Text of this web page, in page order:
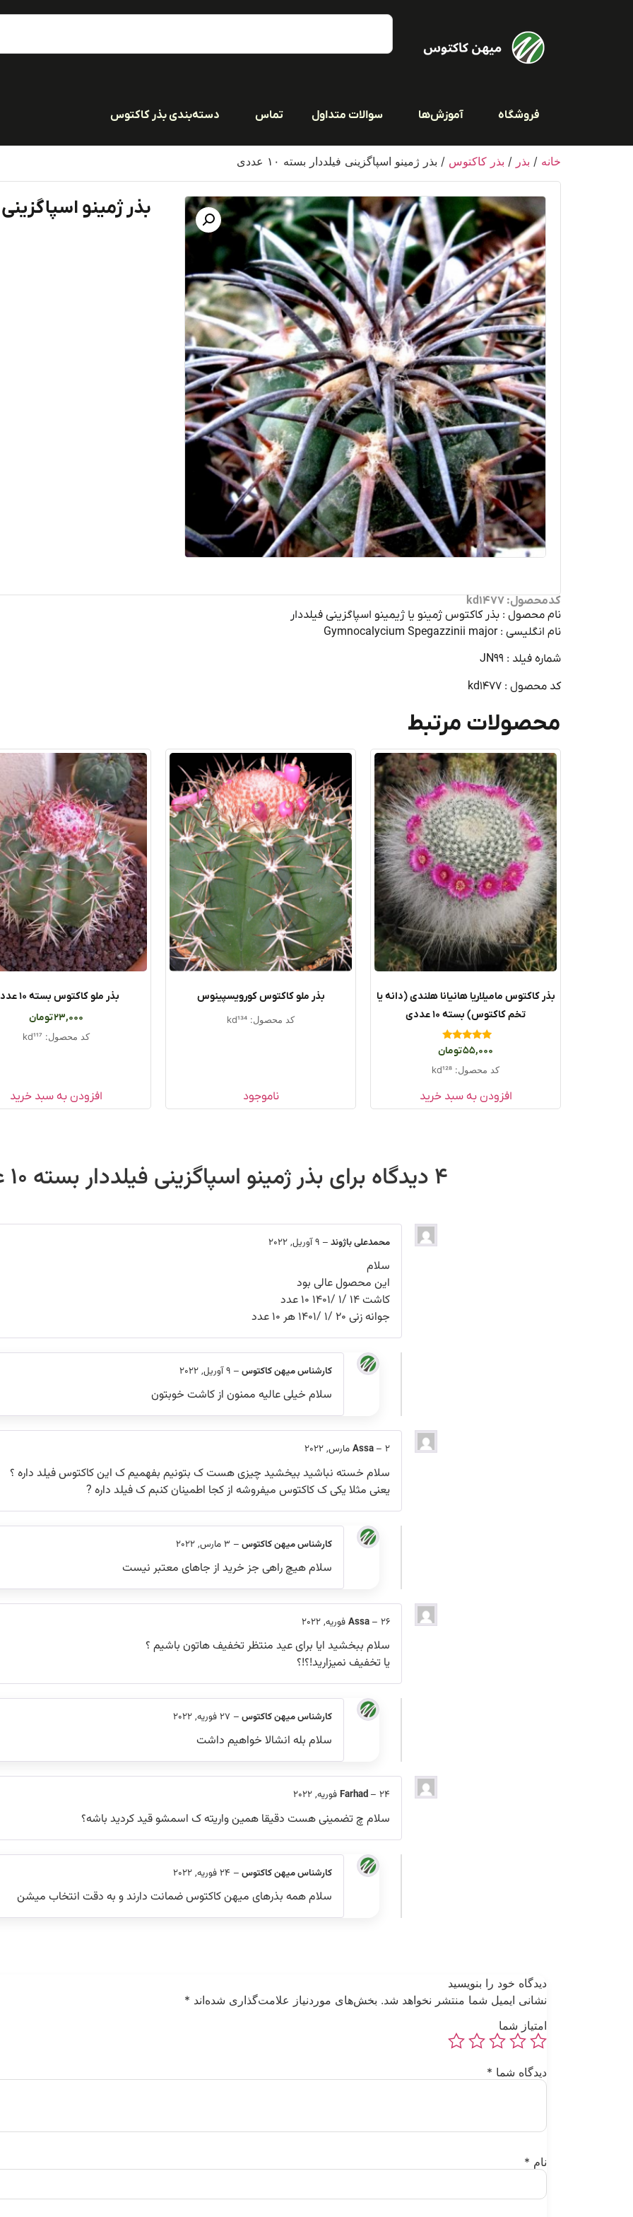
فروشگاه آموزش‌ها سوالات متداول تماس دسته‌بندی بذر کاکتوس
خانه / بذر / بذر کاکتوس / بذر ژمینو اسپاگزینی فیلددار بسته ۱۰ عددی
بذر ژمینو اسپاگزینی
کدمحصول: kd1477
نام محصول : بذر کاکتوس ژمینو یا ژیمینو اسپاگزینی فیلددار
نام انگلیسی : Gymnocalycium Spegazzinii major
شماره فیلد : JN99
کد محصول : kd1477
محصولات مرتبط
بذر کاکتوس مامیلاریا هانیانا هلندی (دانه یا
تخم کاکتوس) بسته ۱۰ عددی
امتیاز
5.00
از 5
55,000تومان
کد محصول: kd128
افزودن به سبد خرید
بذر ملو کاکتوس کورویسپینوس
کد محصول: kd134
ناموجود
بذر ملو کاکتوس بسته ۱۰ عددی
23,000تومان
کد محصول: kd117
افزودن به سبد خرید
4 دیدگاه برای بذر ژمینو اسپاگزینی فیلددار بسته ۱۰ عددی
محمدعلی باژوند– 9 آوریل, 2022
سلام
این محصول عالی بود
کاشت ۱۴ /۱ /۱۴۰۱ ۱۰ عدد
جوانه زنی ۲۰ /۱ /۱۴۰۱ هر ۱۰ عدد
کارشناس میهن کاکتوس– 9 آوریل, 2022
سلام خیلی عالیه ممنون از کاشت خوبتون
Assa– 2 مارس, 2022
سلام خسته نباشید بیخشید چیزی هست ک بتونیم بفهمیم ک این کاکتوس فیلد داره ؟
یعنی مثلا یکی ک کاکتوس میفروشه از کجا اطمینان کنبم ک فیلد داره ?
کارشناس میهن کاکتوس– 3 مارس, 2022
سلام هیچ راهی جز خرید از جاهای معتبر نیست
Assa– 26 فوریه, 2022
سلام ببخشید ایا برای عید منتظر تخفیف هاتون باشیم ؟
یا تخفیف نمیزارید!؟!؟
کارشناس میهن کاکتوس– 27 فوریه, 2022
سلام بله انشالا خواهیم داشت
Farhad– 24 فوریه, 2022
سلام چ تضمینی هست دقیقا همین واریته ک اسمشو قید کردید باشه؟
کارشناس میهن کاکتوس– 24 فوریه, 2022
سلام همه بذرهای میهن کاکتوس ضمانت دارند و به دقت انتخاب میشن
دیدگاه خود را بنویسید
نشانی ایمیل شما منتشر نخواهد شد. بخش‌های موردنیاز علامت‌گذاری شده‌اند *
امتیاز شما
دیدگاه شما *
نام *